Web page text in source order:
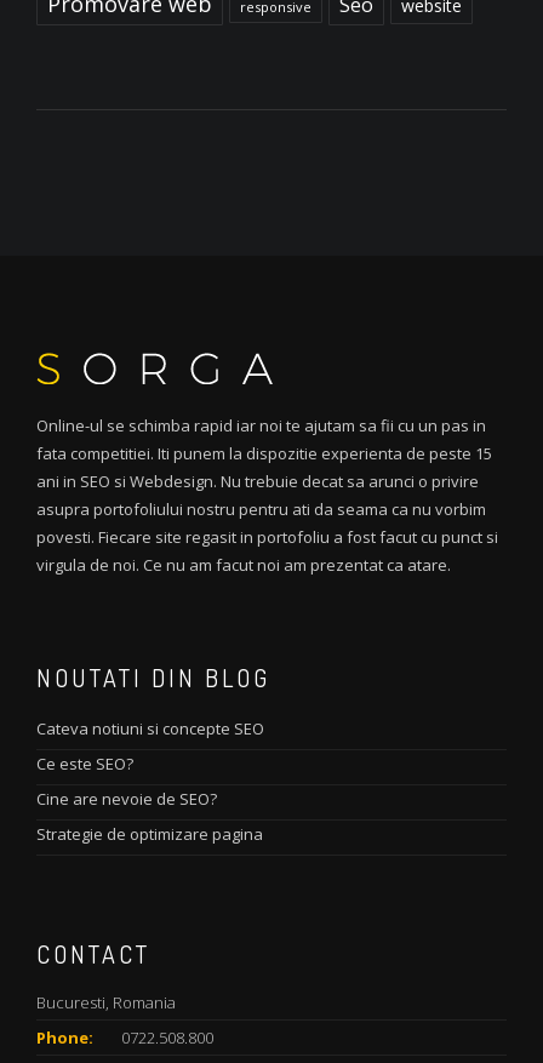
responsive website
Online-ul se schimba rapid iar noi te ajutam sa fii cu un pas in
fata competitiei. Iti punem la dispozitie experienta de peste 15
ani in SEO si Webdesign. Nu trebuie decat sa arunci o privire
asupra portofoliului nostru pentru ati da seama ca nu vorbim
povesti. Fiecare site regasit in portofoliu a fost facut cu punct si
virgula de noi. Ce nu am facut noi am prezentat ca atare.
NOUTATI DIN BLOG
Cateva notiuni si concepte SEO
Ce este SEO?
Cine are nevoie de SEO?
Strategie de optimizare pagina
CONTACT
Bucuresti, Romania
Phone:
0722.508.800